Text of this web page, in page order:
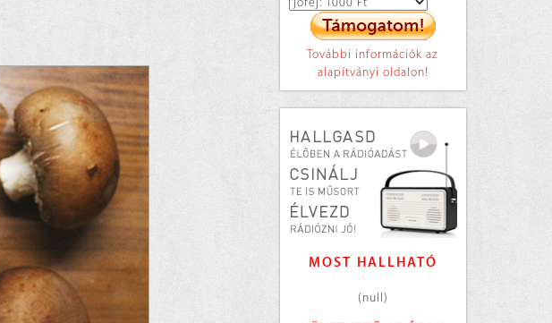
További információk az
alapítványi oldalon!
MOST HALLHATÓ
(null)